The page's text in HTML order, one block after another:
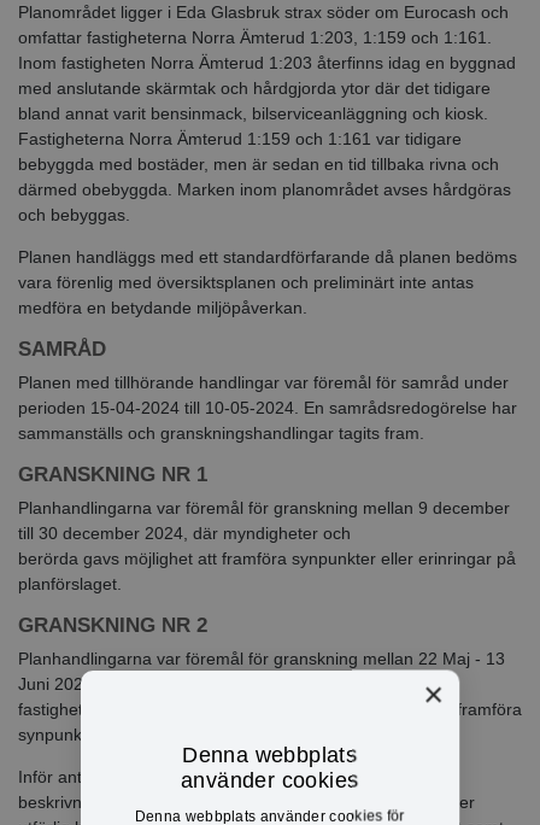
Planområdet ligger i Eda Glasbruk strax söder om Eurocash och
omfattar fastigheterna Norra Ämterud 1:203, 1:159 och 1:161.
Inom fastigheten Norra Ämterud 1:203 återfinns idag en byggnad
med anslutande skärmtak och hårdgjorda ytor där det tidigare
bland annat varit bensinmack, bilserviceanläggning och kiosk.
Fastigheterna Norra Ämterud 1:159 och 1:161 var tidigare
bebyggda med bostäder, men är sedan en tid tillbaka rivna och
därmed obebyggda. Marken inom planområdet avses hårdgöras
och bebyggas.
Planen handläggs med ett standardförfarande då planen bedöms
vara förenlig med översiktsplanen och preliminärt inte antas
medföra en betydande miljöpåverkan.
SAMRÅD
Planen med tillhörande handlingar var föremål för samråd under
perioden 15-04-2024 till 10-05-2024. En samrådsredogörelse har
sammanställs och granskningshandlingar tagits fram.
GRANSKNING NR 1
Planhandlingarna var föremål för granskning mellan 9 december
till 30 december 2024 , där myndigheter och
berörda gavs möjlighet att framföra synpunkter eller erinringar på
planförslaget.
GRANSKNING NR 2
Planhandlingarna var föremål för granskning mellan 22 Maj - 13
Juni 2025. Där berörda myndigheter och sakägare,
fastighetsägare, ev. arrendatorer, boende gavs tillfälle att framföra
synpunkter eller erinringar på planförslaget.
Inför antagnade har planbeskrivningen kompletteras med
beskrivning av mark- och utrymmesförvärv och inlösen, mer
×
Denna webbplats
använder cookies
Denna webbplats använder cookies för